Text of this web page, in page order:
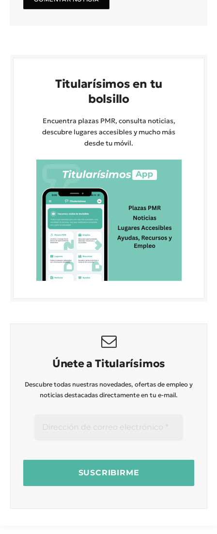
Titularísimos en tu
bolsillo
Encuentra plazas PMR, consulta noticias,
descubre lugares accesibles y mucho más
desde tu móvil.
Únete a Titularísimos
Descubre todas nuestras novedades, ofertas de empleo y
noticias destacadas directamente en tu e-mail.